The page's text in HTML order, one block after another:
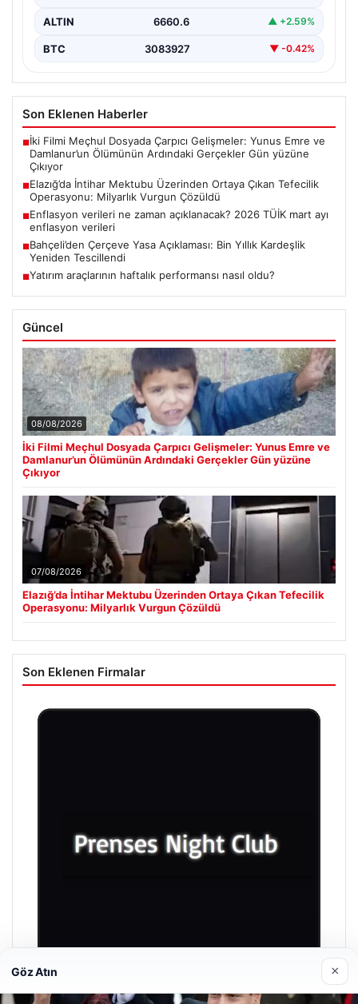
ALTIN 6660.6 ▲ +2.59%
BTC 3083927 ▼ -0.42%
Son Eklenen Haberler
■İki Filmi Meçhul Dosyada Çarpıcı Gelişmeler: Yunus Emre ve
Damlanur’un Ölümünün Ardındaki Gerçekler Gün yüzüne
Çıkıyor
■Elazığ’da İntihar Mektubu Üzerinden Ortaya Çıkan Tefecilik
Operasyonu: Milyarlık Vurgun Çözüldü
■Enflasyon verileri ne zaman açıklanacak? 2026 TÜİK mart ayı
enflasyon verileri
■Bahçeli’den Çerçeve Yasa Açıklaması: Bin Yıllık Kardeşlik
Yeniden Tescillendi
■Yatırım araçlarının haftalık performansı nasıl oldu?
Güncel
08/08/2026
İki Filmi Meçhul Dosyada Çarpıcı Gelişmeler: Yunus Emre ve
Damlanur’un Ölümünün Ardındaki Gerçekler Gün yüzüne
Çıkıyor
07/08/2026
Elazığ’da İntihar Mektubu Üzerinden Ortaya Çıkan Tefecilik
Operasyonu: Milyarlık Vurgun Çözüldü
Son Eklenen Firmalar
Göz Atın ×